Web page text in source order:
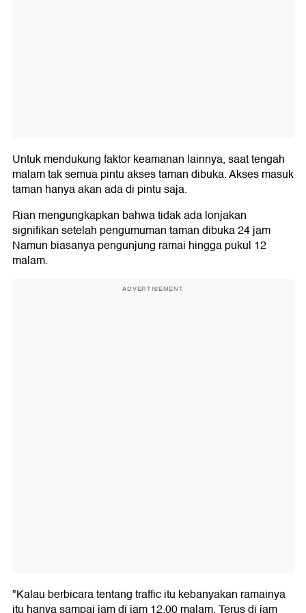
Untuk mendukung faktor keamanan lainnya, saat tengah
malam tak semua pintu akses taman dibuka. Akses masuk
taman hanya akan ada di pintu saja.
Rian mengungkapkan bahwa tidak ada lonjakan
signifikan setelah pengumuman taman dibuka 24 jam
Namun biasanya pengunjung ramai hingga pukul 12
malam.
ADVERTISEMENT
"Kalau berbicara tentang traffic itu kebanyakan ramainya